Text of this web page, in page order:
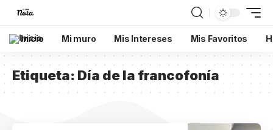
Inicio Mi muro Mis Intereses Mis Favoritos
Etiqueta:Día de la francofonía